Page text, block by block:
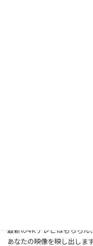
最新の4Kテレビはもちろん
あなたの映像を映し出します